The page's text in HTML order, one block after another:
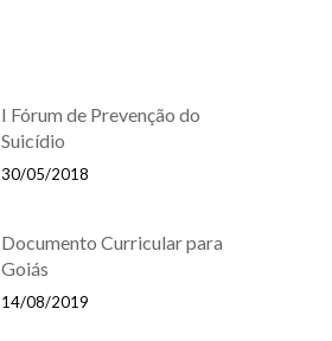
I Fórum de Prevenção do
Suicídio
30/05/2018
Documento Curricular para
Goiás
14/08/2019